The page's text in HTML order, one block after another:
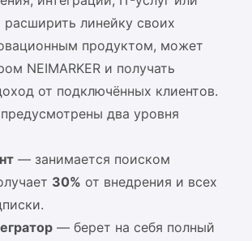
расширить линейку своих
продуктом, может
NEIMARKER и получать
от подключённых клиентов.
два уровня
— занимается поиском
30% от внедрения и всех
— берет на себя полный